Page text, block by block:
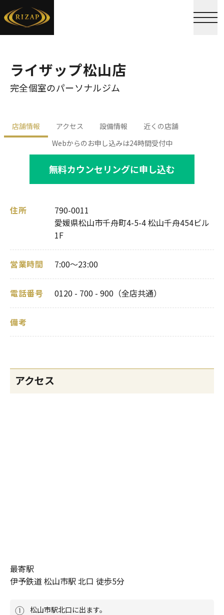
ライザップ松山店
完全個室のパーソナルジム
店舗情報 アクセス 設備情報
近くの店舗
Webからのお申し込みは24時間受付中
無料カウンセリングに申し込む
住所
790-0011
愛媛県松山市千舟町4-5-4 松山千舟454ビル
1F
営業時間 7:00～23:00
電話番号 0120 - 700 - 900（全店共通）
備考
アクセス
最寄駅
伊予鉄道 松山市駅 北口 徒歩5分
松山市駅北口に出ます。